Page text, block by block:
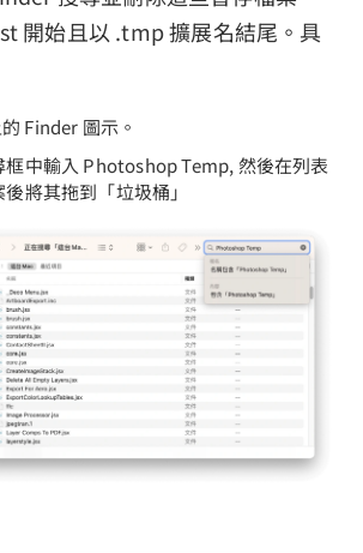
開始且以 .tmp 擴展名結尾。具
Finder 圖示。
框中輸入 Photoshop Temp, 然後在列表
將其拖到「垃圾桶」